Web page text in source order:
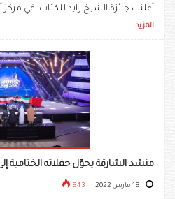
أعلنت جائزة الشيخ زايد للكتاب، في مركز
المزيد
منشد الشارقة يحوّل حفلاته الختامية
843